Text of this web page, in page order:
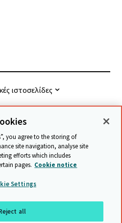
ιστοσελίδες
Press & Assessment
Προστασία δεδομένων
Statement on modern slavery
Χάρτης ιστότοπου
you agree to the storing of
site navigation, analyse site
efforts which includes
pages. Cookie notice
Settings
all